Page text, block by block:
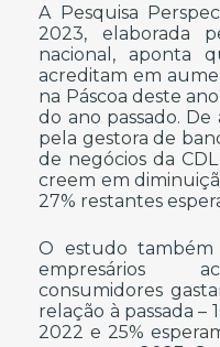
A Pesquisa
2023, elaborada
nacional, aponta
acreditam em
na Páscoa deste
do ano passado.
pela gestora de
de negócios da
creem em
27% restantes
O estudo
empresários
consumidores
relação à passada –
2022 e 25%